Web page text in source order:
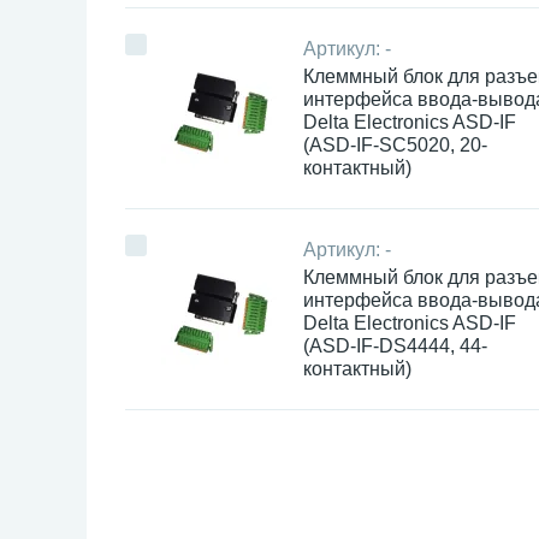
Артикул: -
Клеммный блок для
интерфейса ввода-
Delta Electronics ASD-IF
(ASD-IF-SC5020, 20-
контактный)
Артикул: -
Клеммный блок для
интерфейса ввода-
Delta Electronics ASD-IF
(ASD-IF-DS4444, 44-
контактный)